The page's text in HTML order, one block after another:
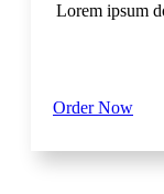
Lorem ipsum
Order Now